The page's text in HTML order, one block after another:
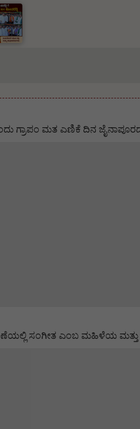
ಗ್ರಾಪಂ ಮತ ಎಣಿಕೆ ದಿನ
ಸಂಗೀತ ಎಂಬ ಮಹಿಳೆಯ ಮತ್ತು